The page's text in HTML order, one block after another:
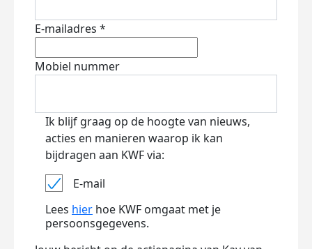
E-mailadres *
Mobiel nummer
Ik blijf graag op de hoogte van nieuws,
acties en manieren waarop ik kan
bijdragen aan KWF via:
E-mail
Lees hier hoe KWF omgaat met je
persoonsgegevens.